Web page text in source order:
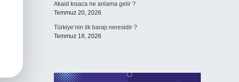
Akaid kısaca ne anlama gelir ?
Temmuz 20, 2026
Türkiye’nin ilk barajı neresidir ?
Temmuz 18, 2026